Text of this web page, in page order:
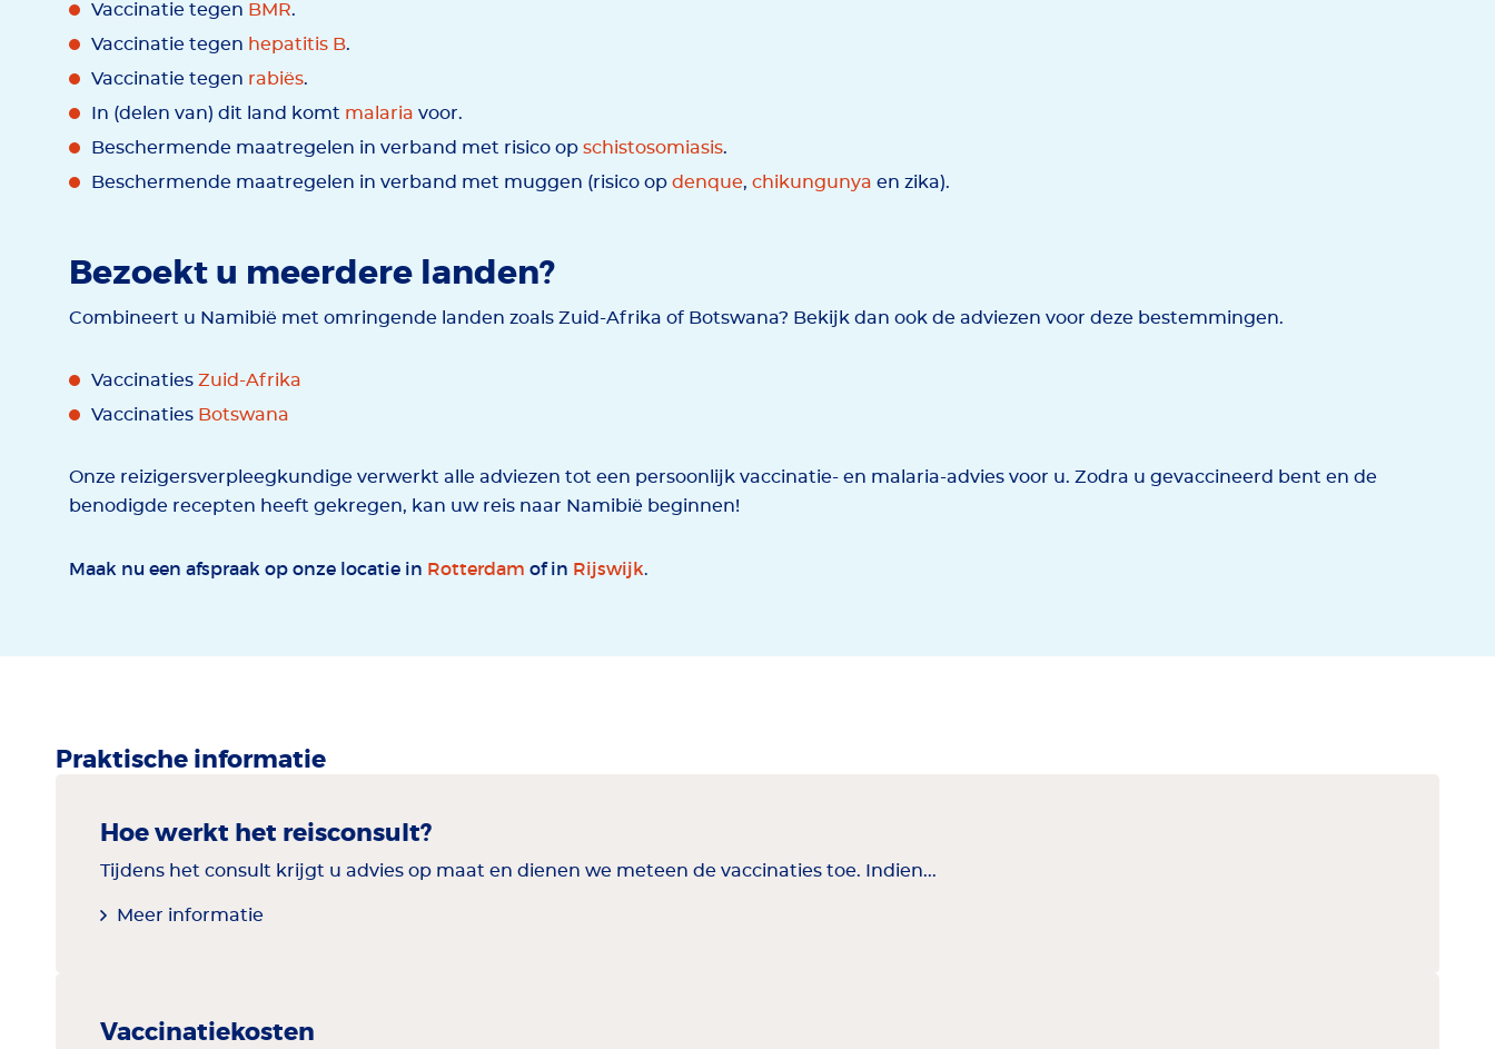
Vaccinatie tegen BMR.
Vaccinatie tegen hepatitis B.
Vaccinatie tegen rabiës.
In (delen van) dit land komt malaria voor.
Beschermende maatregelen in verband met risico op schistosomiasis.
Beschermende maatregelen in verband met muggen (risico op denque, chikungunya en zika).
Bezoekt u meerdere landen?
Combineert u Namibië met omringende landen zoals Zuid-Afrika of Botswana? Bekijk dan ook de adviezen voor deze bestemmingen.
Vaccinaties Zuid-Afrika
Vaccinaties Botswana
Onze reizigersverpleegkundige verwerkt alle adviezen tot een persoonlijk vaccinatie- en malaria-advies voor u. Zodra u gevaccineerd bent en de
benodigde recepten heeft gekregen, kan uw reis naar Namibië beginnen!
Maak nu een afspraak op onze locatie in Rotterdam of in Rijswijk.
Praktische informatie
Hoe werkt het reisconsult?
Tijdens het consult krijgt u advies op maat en dienen we meteen de vaccinaties toe. Indien...
Meer informatie
Vaccinatiekosten